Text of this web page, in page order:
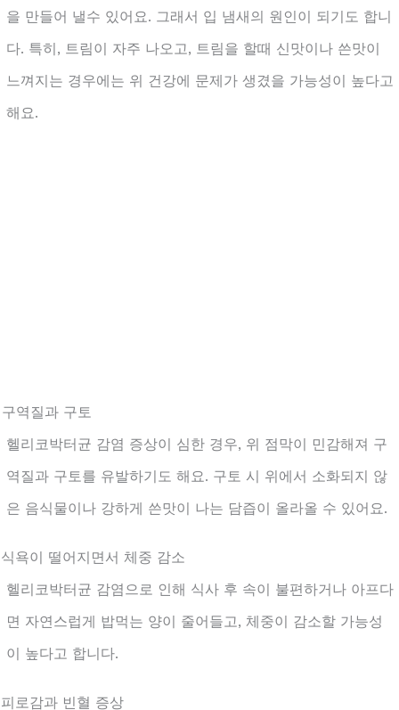
을 만들어 낼수 있어요. 그래서 입 냄새의 원인이 되기도 합니
다. 특히, 트림이 자주 나오고, 트림을 할때 신맛이나 쓴맛이
느껴지는 경우에는 위 건강에 문제가 생겼을 가능성이 높다고
해요.
역질과 구토
헬리코박터균 감염 증상이 심한 경우, 위 점막이 민감해져 구
역질과 구토를 유발하기도 해요. 구토 시 위에서 소화되지 않
은 음식물이나 강하게 쓴맛이 나는 담즙이 올라올 수 있어요.
욕이 떨어지면서 체중 감소
헬리코박터균 감염으로 인해 식사 후 속이 불편하거나 아프다
면 자연스럽게 밥먹는 양이 줄어들고, 체중이 감소할 가능성
이 높다고 합니다.
로감과 빈혈 증상